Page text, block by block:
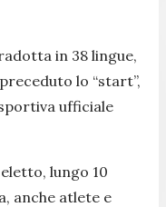
in 38 lingue,
lo “start”,
ufficiale
lungo 10
anche atlete e